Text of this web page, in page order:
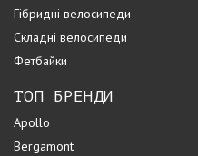
Гібридні велосипеди
Складні велосипеди
Фетбайки
ТОП БРЕНДИ
Apollo
Bergamont